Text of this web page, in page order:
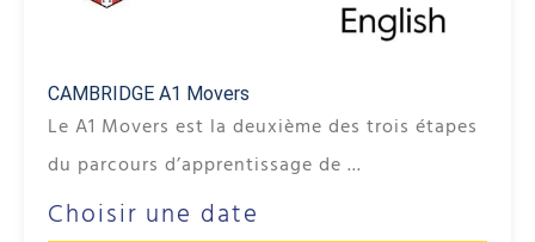
CAMBRIDGE A1 Movers
Le A1 Movers est la deuxième des trois étapes
du parcours d’apprentissage de ...
Choisir une date